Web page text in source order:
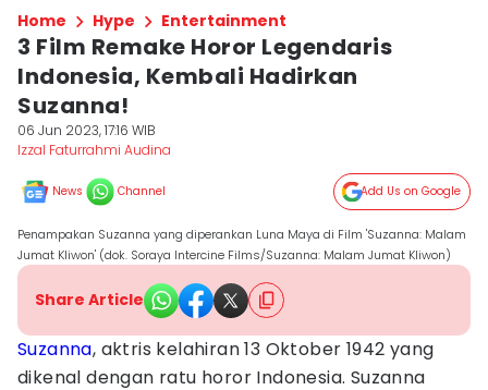
Home Hype Entertainment
3 Film Remake Horor Legendaris
Indonesia, Kembali Hadirkan
Suzanna!
06 Jun 2023, 17:16 WIB
Izzal Faturrahmi Audina
News Channel Add Us on Google
Penampakan Suzanna yang diperankan Luna Maya di Film 'Suzanna: Malam
Jumat Kliwon' (dok. Soraya Intercine Films/Suzanna: Malam Jumat Kliwon)
Share Article
Suzanna, aktris kelahiran 13 Oktober 1942 yang
dikenal dengan ratu horor Indonesia. Suzanna